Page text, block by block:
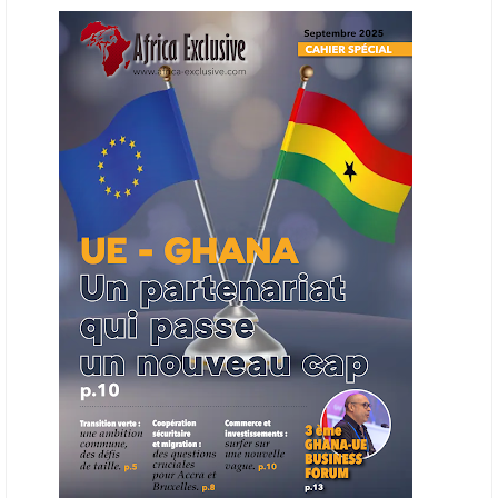
en place une plateforme numérique destinée à donner la priorité aux
entreprises du continent dans les marchés du secteur énergétique.
Cet outil permettra de recenser les entreprises africaines opérant dans
la chaîne de valeur énergétique et de publier des appels d’offres
ouverts en priorité aux sociétés du continent. Le projet est en phase
finale de développement et devrait aboutir, d’ici fin 2026 ou début
2027, à un bulletin africain des appels d’offres dans le secteur de
l’énergie.
06/06/26 AFRICA FINANCE CORPORATION
Cette semaine, Africa Finance Corporation (AFC) a annoncé avoir
bouclé un prêt syndiqué de 2 milliards de dollars, la plus importante
levée de son histoire. Initialement calibrée à 1,6 milliard, l'opération a
été relevée de 400 millions face à l'afflux des souscriptions de
banques internationales. Plus du tiers des fonds proviennent
d'institutions financières asiatiques, à parts égales avec l'Europe.
L'Asie-Pacifique et l'Europe pèsent chacune 35 % du tour de table,
devant le Moyen-Orient (25 %) et l'Afrique (5 %), selon le communiqué
de l'institution panafricaine, qui compte 48 pays membres.
ECHANGES AFRIQUE - UE